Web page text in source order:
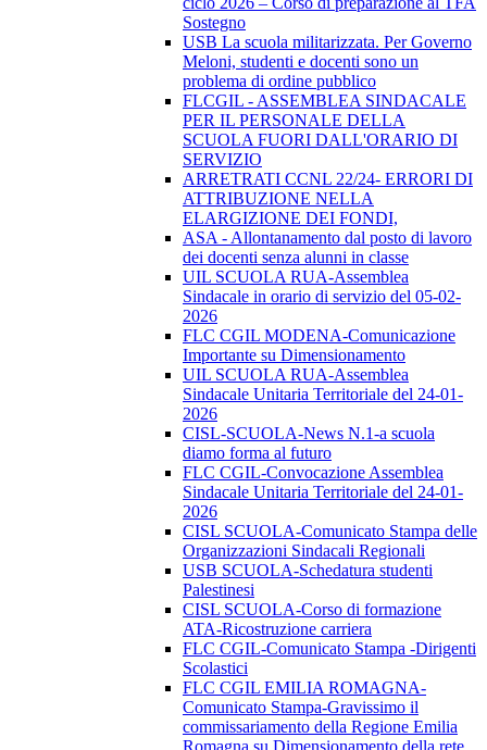
Sostegno
USB La scuola militarizzata. Per Governo
Meloni, studenti e docenti sono un
problema di ordine pubblico
FLCGIL - ASSEMBLEA SINDACALE
PER IL PERSONALE DELLA
SCUOLA FUORI DALL'ORARIO DI
SERVIZIO
ARRETRATI CCNL 22/24- ERRORI DI
ATTRIBUZIONE NELLA
ELARGIZIONE DEI FONDI,
ASA - Allontanamento dal posto di lavoro
dei docenti senza alunni in classe
UIL SCUOLA RUA-Assemblea
Sindacale in orario di servizio del 05-02-
2026
FLC CGIL MODENA-Comunicazione
Importante su Dimensionamento
UIL SCUOLA RUA-Assemblea
Sindacale Unitaria Territoriale del 24-01-
2026
CISL-SCUOLA-News N.1-a scuola
diamo forma al futuro
FLC CGIL-Convocazione Assemblea
Sindacale Unitaria Territoriale del 24-01-
2026
CISL SCUOLA-Comunicato Stampa delle
Organizzazioni Sindacali Regionali
USB SCUOLA-Schedatura studenti
Palestinesi
CISL SCUOLA-Corso di formazione
ATA-Ricostruzione carriera
FLC CGIL-Comunicato Stampa -Dirigenti
Scolastici
FLC CGIL EMILIA ROMAGNA-
Comunicato Stampa-Gravissimo il
commissariamento della Regione Emilia